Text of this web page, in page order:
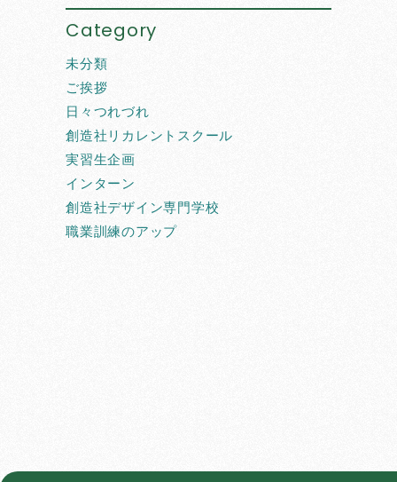
Category
未分類
ご挨拶
日々つれづれ
創造社リカレントスクール
実習生企画
インターン
創造社デザイン専門学校
職業訓練のアップ